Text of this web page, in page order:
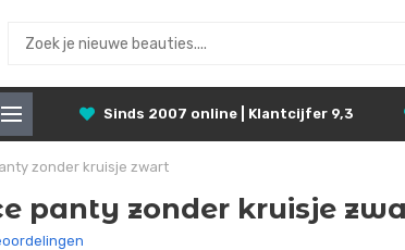
Sinds 2007 online | Klantcijfer 9,3
zonder kruisje zwart
panty zonder kruisje